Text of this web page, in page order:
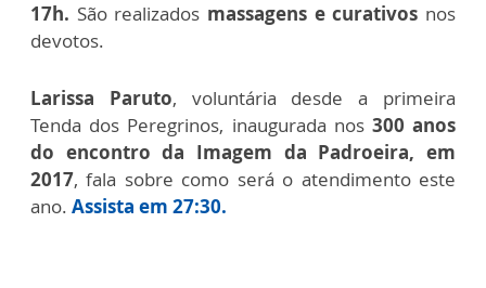
17h. São realizados massagens e curativos nos
devotos.
Larissa Paruto, voluntária
desde a primeira
Tenda dos Peregrinos, inaugurada nos 300 anos
do encontro da Imagem da Padroeira, em
2017, fala sobre como será o atendimento este
ano. Assista em 27:30.